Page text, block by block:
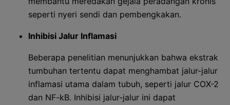
seperti nyeri sendi dan pembengkakan.
Inhibisi Jalur Inflamasi
Beberapa penelitian menunjukkan bahwa ekstrak
tumbuhan tertentu dapat menghambat jalur-jalur
inflamasi utama dalam tubuh, seperti jalur COX-2
dan NF-kB. Inhibisi jalur-jalur ini dapat